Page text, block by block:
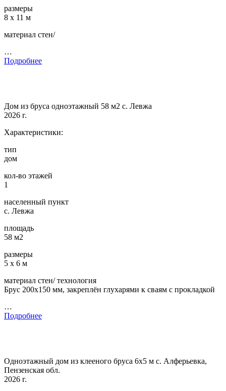
размеры
8 х 11 м
материал стен/
…
Подробнее
Дом из бруса одноэтажный 58 м2 с. Левжа
2026 г.
Характеристики:
тип
дом
кол-во этажей
1
населенный пункт
с. Левжа
площадь
58 м2
размеры
5 х 6 м
материал стен/ технология
Брус 200х150 мм, закреплён глухарями к сваям с прокладкой
…
Подробнее
Одноэтажный дом из клееного бруса 6х5 м с. Алферьевка,
Пензенская обл.
2026 г.